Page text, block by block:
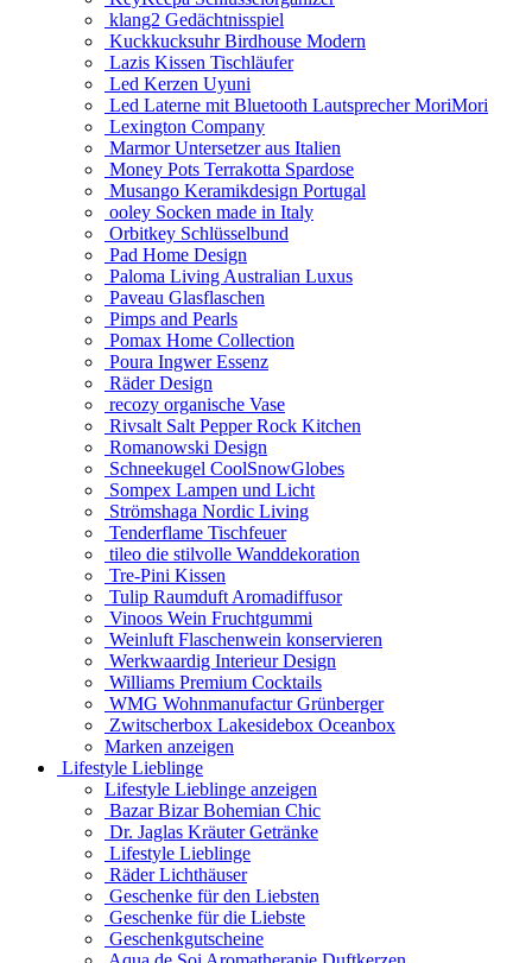
klang2 Gedächtnisspiel
Kuckkucksuhr Birdhouse Modern
Lazis Kissen Tischläufer
Led Kerzen Uyuni
Led Laterne mit Bluetooth Lautsprecher MoriMori
Lexington Company
Marmor Untersetzer aus Italien
Money Pots Terrakotta Spardose
Musango Keramikdesign Portugal
ooley Socken made in Italy
Orbitkey Schlüsselbund
Pad Home Design
Paloma Living Australian Luxus
Paveau Glasflaschen
Pimps and Pearls
Pomax Home Collection
Poura Ingwer Essenz
Räder Design
recozy organische Vase
Rivsalt Salt Pepper Rock Kitchen
Romanowski Design
Schneekugel CoolSnowGlobes
Sompex Lampen und Licht
Strömshaga Nordic Living
Tenderflame Tischfeuer
tileo die stilvolle Wanddekoration
Tre-Pini Kissen
Tulip Raumduft Aromadiffusor
Vinoos Wein Fruchtgummi
Weinluft Flaschenwein konservieren
Werkwaardig Interieur Design
Williams Premium Cocktails
WMG Wohnmanufactur Grünberger
Zwitscherbox Lakesidebox Oceanbox
Marken anzeigen
Lifestyle Lieblinge
Lifestyle Lieblinge anzeigen
Bazar Bizar Bohemian Chic
Dr. Jaglas Kräuter Getränke
Lifestyle Lieblinge
Räder Lichthäuser
Geschenke für den Liebsten
Geschenke für die Liebste
Geschenkgutscheine